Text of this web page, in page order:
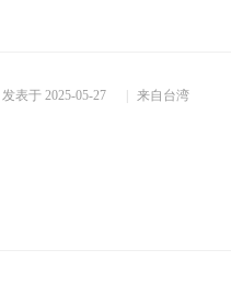
发表于 2025-05-27 来自台湾